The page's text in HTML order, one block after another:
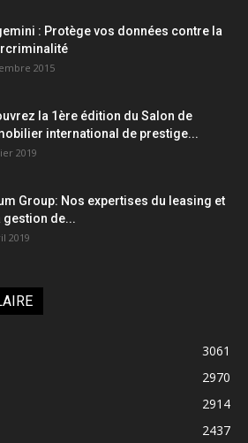
: Protège vos données contre la
2015
la 1ère édition du Salon de
international de prestige...
2019
Group: Nos expertises du leasing et
gestion de...
2019
3061
2970
2914
2437